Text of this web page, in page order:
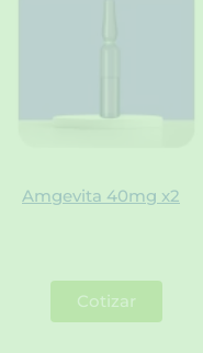
Amgevita 40mg x2
Cotizar